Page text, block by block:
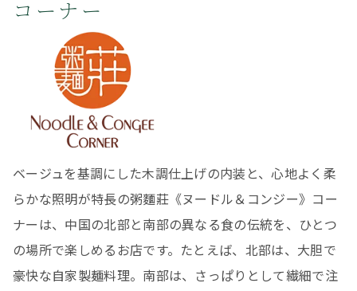
コーナー
ベージュを基調にした木調仕上げの内装と、心地よく柔
らかな照明が特長の粥麵莊《ヌードル＆コンジー》コー
ナーは、中国の北部と南部の異なる食の伝統を、ひとつ
の場所で楽しめるお店です。たとえば、北部は、大胆で
豪快な自家製麺料理。南部は、さっぱりとして繊細で注